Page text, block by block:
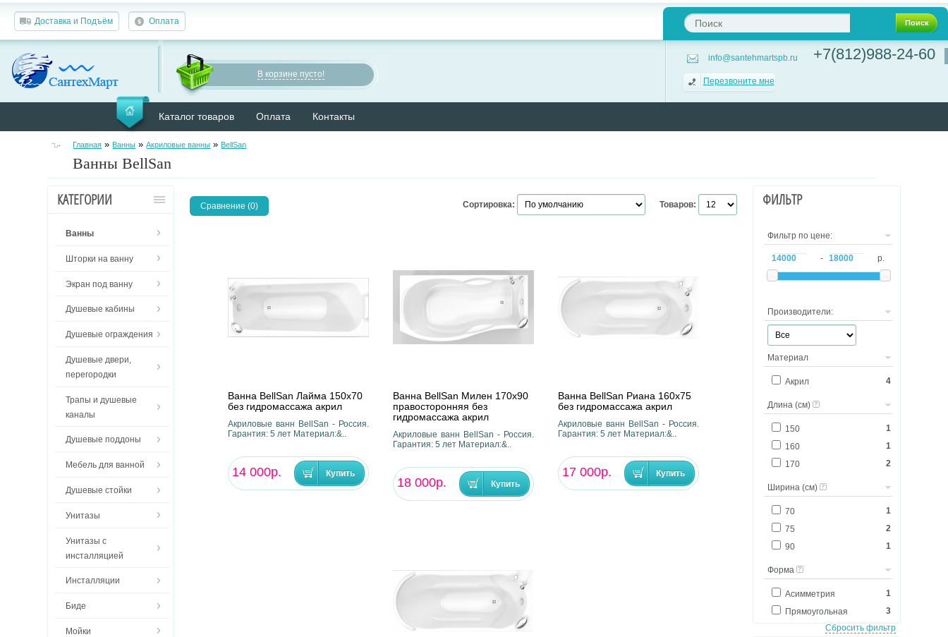
Доставка и Подъём Оплата Поиск
В корзине пусто!
info@santehmartspb.ru
Перезвоните мне
+7(812)988-24-60
Каталог товаров Оплата Контакты
Главная » Ванны »Акриловые ванны » BellSan
Ванны BellSan
КАТЕГОРИИ
Ванны
Шторки на ванну
Экран под ванну
Душевые кабины
Душевые ограждения
Душевые двери,
перегородки
Трапы и душевые
каналы
Душевые поддоны
Мебель для ванной
Душевые стойки
Унитазы
Унитазы с
инсталляцией
Инсталляции
Биде
Мойки
ФИЛЬТР
Фильтр по цене:
- р.
Производители:
Материал
Акрил 4
Длина (см)
150
1
160
1
170
2
Ширина (см)
70
1
75
2
90
1
Форма
Асимметрия
1
Прямоугольная
3
Сбросить фильтр
Товаров:
Сравнение (0) Сортировка:
Ванна BellSan Лайма 150х70
без гидромассажа акрил
Акриловые ванн BellSan - Россия.
Гарантия: 5 лет Материал:&..
14 000р.
Ванна BellSan Милен 170х90
правосторонняя без
гидромассажа акрил
Акриловые ванн BellSan - Россия.
Гарантия: 5 лет Материал:&..
18 000р.
Ванна BellSan Риана 160х75
без гидромассажа акрил
Акриловые ванн BellSan - Россия.
Гарантия: 5 лет Материал:&..
17 000р.